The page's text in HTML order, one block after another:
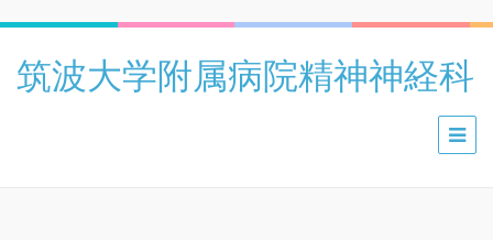
筑波大学附属病院精神神経科